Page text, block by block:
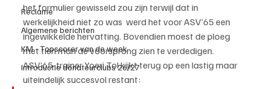
Reclame
Algemene berichten
KM - Topscorer van de week
Introductie donateurclubs 26/27
het formulier gewisseld zou zijn terwijl dat in
werkelijkheid niet zo was  werd het voor ASV’65 een
ingewikkelde hervatting. Bovendien moest de ploeg
met tien man de voorsprong zien te verdedigen.
ASV’65-trainer Yoeri Tol kijkt terug op een lastig maar
uiteindelijk succesvol restant: